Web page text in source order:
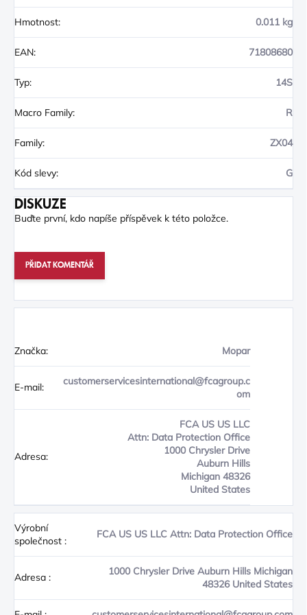
Hmotnost: 0.011 kg
EAN: 71808680
Typ: 14S
Macro Family: R
Family: ZX04
Kód slevy: G
DISKUZE
Buďte první, kdo napíše příspěvek k této položce.
PŘIDAT KOMENTÁŘ
Značka: Mopar
E-mail:
customerservicesinternational@fcagroup.c
om
Adresa:
FCA US US LLC
Attn: Data Protection Office
1000 Chrysler Drive
Auburn Hills
Michigan 48326
United States
Výrobní
společnost :
FCA US US LLC Attn: Data Protection Office
Adresa :
1000 Chrysler Drive Auburn Hills Michigan
48326 United States